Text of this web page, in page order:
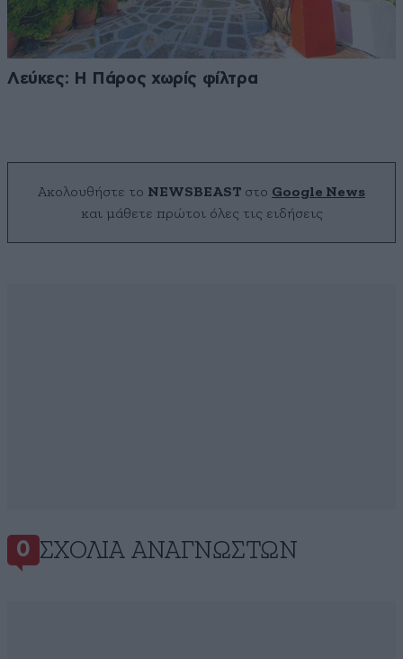
Λεύκες: Η Πάρος χωρίς φίλτρα
Ακολουθήστε το NEWSBEAST στο Google News
και μάθετε πρώτοι όλες τις ειδήσεις
0 ΣΧΌΛΙΑ ΑΝΑΓΝΩΣΤΏΝ